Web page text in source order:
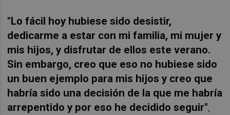
"Lo fácil hoy hubiese sido desistir,
dedicarme a estar con mi familia, mi mujer y
mis hijos, y disfrutar de ellos este verano.
Sin embargo, creo que eso no hubiese sido
un buen ejemplo para mis hijos y creo que
habría sido una decisión de la que me habría
arrepentido y por eso he decidido seguir",